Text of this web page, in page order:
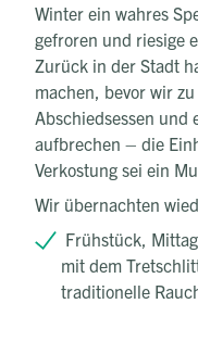
Winter ein wahres
gefroren und riesige
Zurück in der Stadt
machen, bevor wir
Abschiedsessen und
aufbrechen – die
Verkostung sei ein
Wir übernachten
Frühstück,
mit dem
traditionelle